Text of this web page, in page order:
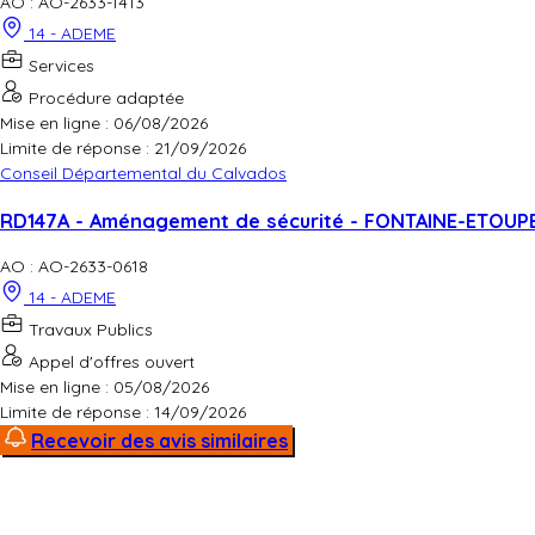
14 - ADEME
Services
Procédure adaptée
Mise en ligne : 06/08/2026
Limite de réponse : 21/09/2026
Conseil Départemental du Calvados
RD147A - Aménagement de sécurité - FONTAINE-
AO : AO-2633-0618
14 - ADEME
Travaux Publics
Appel d'offres ouvert
Mise en ligne : 05/08/2026
Limite de réponse : 14/09/2026
Recevoir des avis similaires